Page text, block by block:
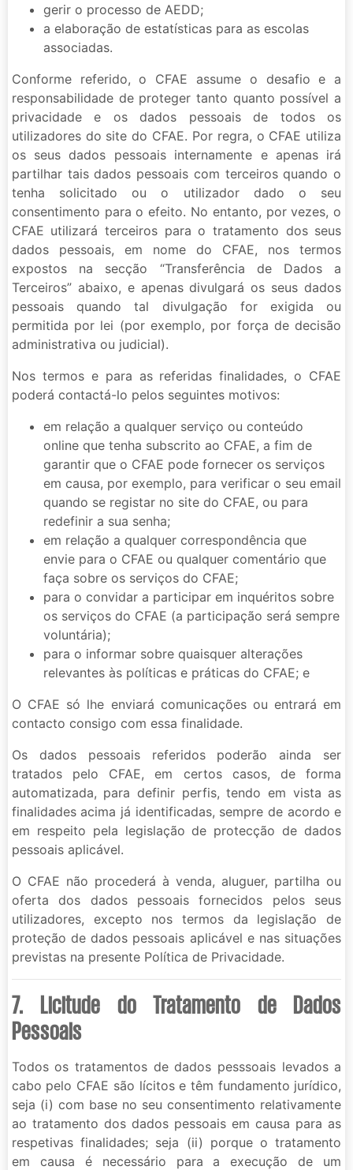
gerir o processo de AEDD;
a elaboração de estatísticas para as escolas
associadas.
Conforme referido, o CFAE assume o desafio e a
responsabilidade de proteger tanto quanto possível a
privacidade e os dados pessoais de todos os
utilizadores do site do CFAE. Por regra, o CFAE utiliza
os seus dados pessoais internamente e apenas irá
partilhar tais dados pessoais com terceiros quando o
tenha solicitado ou o utilizador dado o seu
consentimento para o efeito. No entanto, por vezes, o
CFAE utilizará terceiros para o tratamento dos seus
dados pessoais, em nome do CFAE, nos termos
expostos na secção “Transferência de Dados a
Terceiros” abaixo, e apenas divulgará os seus dados
pessoais quando tal divulgação for exigida ou
permitida por lei (por exemplo, por força de decisão
administrativa ou judicial).
Nos termos e para as referidas finalidades, o CFAE
poderá contactá-lo pelos seguintes motivos:
em relação a qualquer serviço ou conteúdo
online que tenha subscrito ao CFAE, a fim de
garantir que o CFAE pode fornecer os serviços
em causa, por exemplo, para verificar o seu email
quando se registar no site do CFAE, ou para
redefinir a sua senha;
em relação a qualquer correspondência que
envie para o CFAE ou qualquer comentário que
faça sobre os serviços do CFAE;
para o convidar a participar em inquéritos sobre
os serviços do CFAE (a participação será sempre
voluntária);
para o informar sobre quaisquer alterações
relevantes às políticas e práticas do CFAE; e
O CFAE só lhe enviará comunicações ou entrará em
contacto consigo com essa finalidade.
Os dados pessoais referidos poderão ainda ser
tratados pelo CFAE, em certos casos, de forma
automatizada, para definir perfis, tendo em vista as
finalidades acima já identificadas, sempre de acordo e
em respeito pela legislação de protecção de dados
pessoais aplicável.
O CFAE não procederá à venda, aluguer, partilha ou
oferta dos dados pessoais fornecidos pelos seus
utilizadores, excepto nos termos da legislação de
proteção de dados pessoais aplicável e nas situações
previstas na presente Política de Privacidade.
7. Licitude do Tratamento de Dados
Pessoais
Todos os tratamentos de dados pesssoais levados a
cabo pelo CFAE são lícitos e têm fundamento jurídico,
seja (i) com base no seu consentimento relativamente
ao tratamento dos dados pessoais em causa para as
respetivas finalidades; seja (ii) porque o tratamento
em causa é necessário para a execução de um